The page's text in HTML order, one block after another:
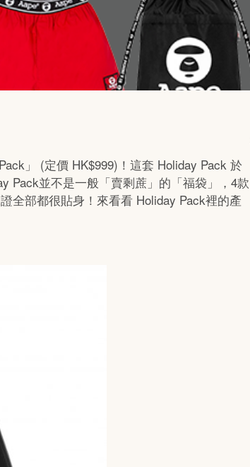
」 (定價 HK$999) ！這套 Holiday Pack 於
Pack並不是一般「賣剩蔗」的「福袋」， 4款
全部都很貼身！來看看 Holiday Pack裡的產